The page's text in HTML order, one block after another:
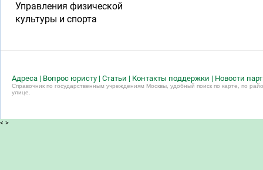
Управления физической
культуры и спорта
Адреса | Вопрос юристу | Статьи | Контакты поддержки | Новости
Справочник по государственным учреждениям Москвы, удобный поиск по карте, по
улице.
< >